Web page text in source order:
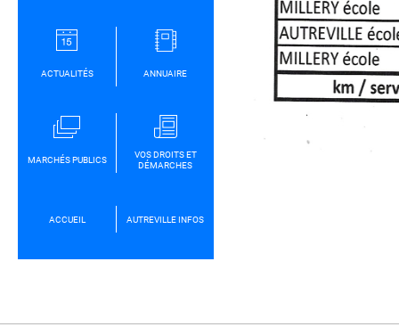
ACTUALITÉS ANNUAIRE
MARCHÉS PUBLICS
VOS DROITS ET
DÉMARCHES
ACCUEIL AUTREVILLE INFOS